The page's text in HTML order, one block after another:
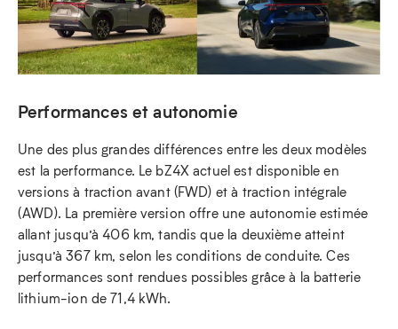
Performances et autonomie
Une des plus grandes différences entre les deux modèles
est la performance. Le bZ4X actuel est disponible en
versions à traction avant (FWD) et à traction intégrale
(AWD). La première version offre une autonomie estimée
allant jusqu’à 406 km, tandis que la deuxième atteint
jusqu’à 367 km, selon les conditions de conduite. Ces
performances sont rendues possibles grâce à la batterie
lithium-ion de 71,4 kWh.